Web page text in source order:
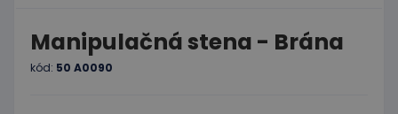
Manipulačná stena - Brána
kód: 50 A0090